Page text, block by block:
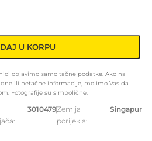
U KORPU
objavimo samo tačne podatke. Ako na
ili netačne informacije, molimo Vas da
Fotografije su simbolične.
3010479|Zemlja
porijekla:
Singapur